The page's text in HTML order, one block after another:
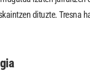
dituzte. Tresna